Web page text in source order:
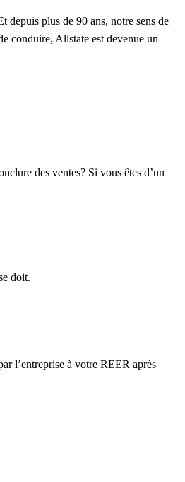
depuis plus de 90 ans, notre sens de
conduire, Allstate est devenue un
des ventes? Si vous êtes d’un
doit.
l’entreprise à votre REER après